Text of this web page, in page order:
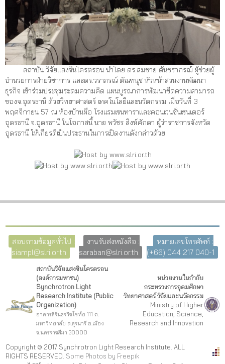
สถาบัน วิจัยแสงซินโครตรอน นำโดย ดร.สมชาย ตันชรากรณ์ ผู้ช่วยผู้
อำนวยการฝ่ายวิชาการ และดร.วราภรณ์ ตัณฑนุช หัวหน้าส่วนงานพัฒนา
ธุรกิจ เข้าร่วมประชุมระดมความคิด แผนบูรณาการพัฒนาขีดความสามารถ
ของจ.อุดรธานี ด้วยวิทยาศาสตร์ เทคโนโลยีและนวัตกรรม เมื่อวันที่ 3
พฤศจิกายน 57 ณ ห้องบ้านผือ โรงแรมเซนทาราและคอนเวนชั่นเซนเตอร์
อุดรธานี จ.อุดรธานี ในโอกาสนี้ นาย พวัชร สิงห์ศักดา ผู้ว่าราชการจังหวัด
อุดรธานี ให้เกียรติเป็นประธานในการเปิดงานดังกล่าวด้วย
สอบถามข้อมูลทั่วไป :
siampl@slri.or.th
งานรับส่งหนังสือ :
saraban@slri.or.th
หมายเลขโทรศัพท์ :
(+66) 044 217 040-1
สถาบันวิจัยแสงซินโครตรอน
(องค์การมหาชน)
Synchrotron Light
Research Institute (Public
Organization)
อาคารสิรินธรวิชโชทัย 111 ถ.
มหาวิทยาลัย ต.สุรนารี อ.เมือง
จ.นครราชสีมา 30000
หน่วยงานในกำกับ
กระทรวงการอุดมศึกษา
วิทยาศาสตร์ วิจัยและนวัตกรรม
Ministry of Higher
Education, Science,
Research and Innovation
Copyright © 2017 Synchrotron Light Research Institute. ALL
RIGHTS RESERVED. Some Photos by Freepik